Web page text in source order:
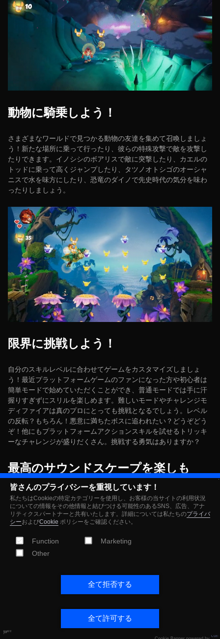
皆さんのプライバシーを重視しています！
私たちはCookieの特定カテゴリーを使用し、お客様の当サイトの利用状況
についての情報をその他情報と結びつける可能性のあるSNS、広告、アナ
リティクスパートナーと共有いたします。詳細については私たちのプライバ
シーおよびCookie ポリシーをご確認ください。
Function
Marketing
Other
全て拒否する
全て許可する
動物に騎乗しよう！
さまざまなワールドで見つかる動物の友達を集めて召喚しましょ
う！新たな場所に乗って行ったり、彼らの特殊攻撃で敵を攻撃し
たりできます。イノシシのボアリスで敵に突撃したり、カエルの
トッドに乗って高くジャンプしたり、タツノオトシゴのオーシャ
ニスで水を味方にしたり、恐竜のダイノで先史時代の気分を味わ
ったりしましょう。
限界に挑戦しよう！
自分のスキルレベルに合わせてゲームをカスタマイズしましょ
う！最近プラットフォームゲームのファンになった方や初心者は
簡単モードで始めていただくことができ、普通モードでは手に汗
握りすぎずにスリルを楽しめます。難しいモードやチャレンジモ
ディファイアは真のプロにとっても挑戦となるでしょう。レベル
の反転？もちろん！悪意に満ちたボスに追われたい？どうぞどう
ぞ！他にもプラットフォームアクションスキルを試せるトリッキ
ーなチャレンジが盛りだくさん。挑戦する勇気はありますか？
最高のサウンドスケープを楽しも
う！
Nikoderikoの魔法の世界のBGMは、伝説的なプラットフォームゲ
ームの音楽を手がけた作曲家、デビッド・ワイズによって生み出
ィーがあなたをプラットフォームゲームの黄金時代へと導くこと
でしょう！
※主人公や悪役たちが新たな言語を覚えました！Nikoderiko: The
Magical World ディレクターズカット版を、フランス語、ドイツ
語、スペイン語、日本語、ブラジルポルトガル語、簡体字中国語